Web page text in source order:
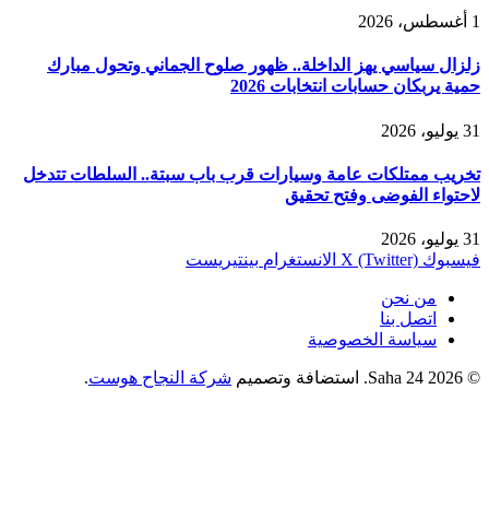
1 أغسطس، 2026
زلزال سياسي يهز الداخلة.. ظهور صلوح الجماني وتحول مبارك
حمية يربكان حسابات انتخابات 2026
31 يوليو، 2026
تخريب ممتلكات عامة وسيارات قرب باب سبتة.. السلطات تتدخل
لاحتواء الفوضى وفتح تحقيق
31 يوليو، 2026
فيسبوك X (Twitter) الانستغرام بينتيريست
من نحن
اتصل بنا
سياسة الخصوصية
© 2026 Saha 24. استضافة وتصميم شركة النجاح هوست.